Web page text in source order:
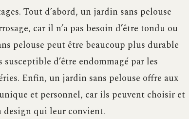
Tout d’abord, un jardin sans pelouse
car il n’a pas besoin d’être tondu ou
pelouse peut être beaucoup plus durable
d’être endommagé par les
Enfin, un jardin sans pelouse offre aux
et personnel, car ils peuvent choisir et
qui leur convient.